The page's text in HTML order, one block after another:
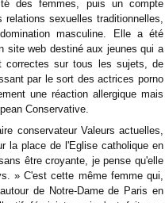
des femmes, puis un compte
sexuelles traditionnelles,
masculine. Elle a été
site web destiné aux jeunes qui a
correctes sur tous les sujets, de
par le sort des actrices porno
une réaction allergique mais
Conservative.
conservateur Valeurs actuelles,
la place de l'Eglise catholique en
être croyante, je pense qu'elle
» C'est cette même femme qui,
de Notre-Dame de Paris en